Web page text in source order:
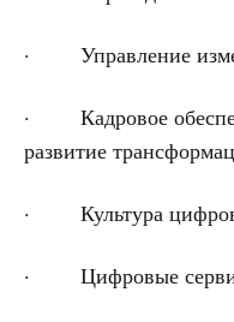
· Управление
· Кадровое
развитие
· Культура
· Цифровые